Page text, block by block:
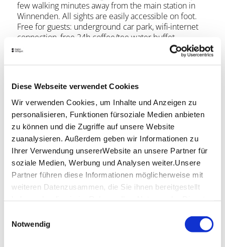
Diese Webseite verwendet Cookies
Wir verwenden Cookies, um Inhalte und Anzeigen zu
personalisieren, Funktionen fürsoziale Medien anbieten
zu können und die Zugriffe auf unsere Website
zuanalysieren. Außerdem geben wir Informationen zu
Ihrer Verwendung unsererWebsite an unsere Partner für
soziale Medien, Werbung und Analysen weiter.Unsere
Partner führen diese Informationen möglicherweise mit
weiteren Datenzusammen, die Sie ihnen bereitgestellt
Impressum
Notwendig
few walking minutes away from the main station in
Winnenden. All sights are easily accessible on foot.
Free for guests: underground car park, wifi-internet
connection, free 24h coffee/tee water buffet.
The nearby S-Bahn (city rail) station connects you to
Stuttgart in about 20 minutes and if your wish to use
your car the expressway B14 ensures fast links to the
Book now